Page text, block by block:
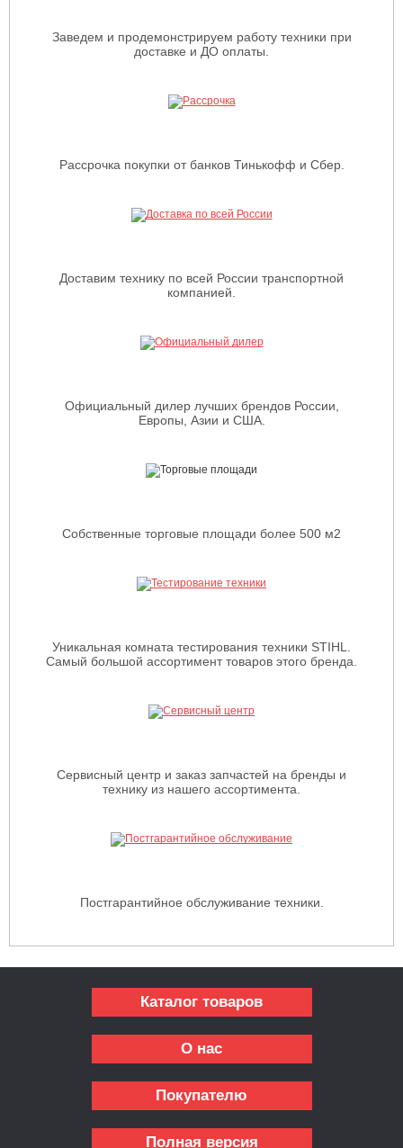
Заведем и продемонстрируем работу техники при
доставке и ДО оплаты.
Рассрочка покупки от банков Тинькофф и Сбер.
Доставим технику по всей России транспортной
компанией.
Официальный дилер лучших брендов России,
Европы, Азии и США.
Собственные торговые площади более 500 м2
Уникальная комната тестирования техники STIHL.
Самый большой ассортимент товаров этого бренда.
Сервисный центр и заказ запчастей на бренды и
технику из нашего ассортимента.
Постгарантийное обслуживание техники.
Каталог товаров
О нас
Покупателю
Полная версия